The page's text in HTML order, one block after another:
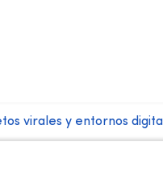
virales y entornos